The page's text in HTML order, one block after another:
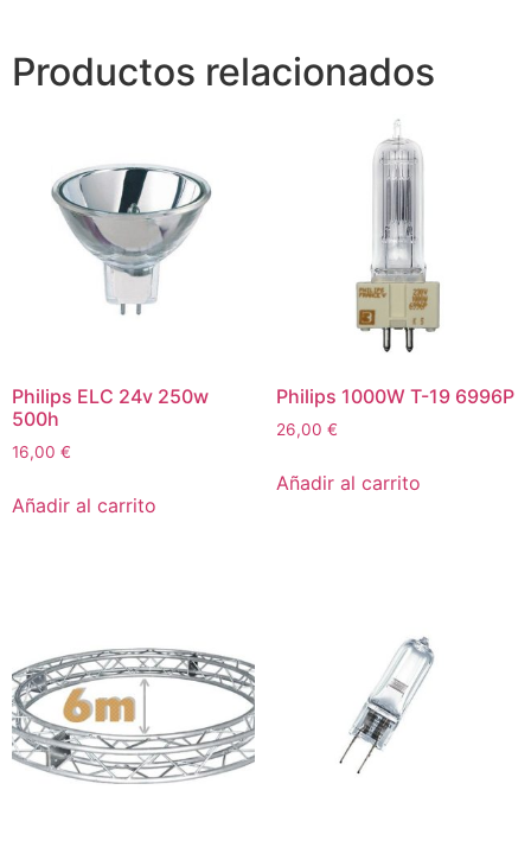
Productos relacionados
Philips ELC 24v 250w
500h
16,00 €
Añadir al carrito
Philips 1000W T-19 6996P
26,00 €
Añadir al carrito